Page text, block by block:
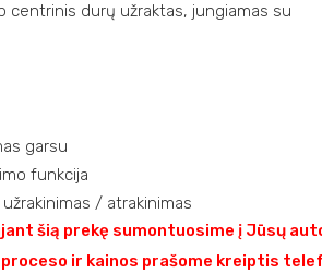
centrinis durų užraktas, jungiamas su
garsu
funkcija
/ atrakinimas
šią prekę sumontuosime į Jūsų
ir kainos prašome kreiptis